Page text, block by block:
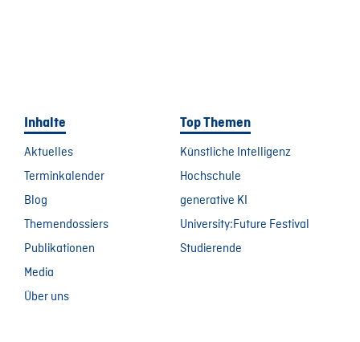
Inhalte
Aktuelles
Terminkalender
Blog
Themendossiers
Publikationen
Media
Über uns
Top Themen
Künstliche Intelligenz
Hochschule
generative KI
University:Future Festival
Studierende